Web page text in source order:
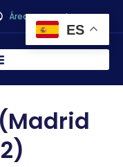
Área personal
ES